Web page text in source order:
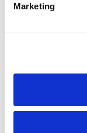
Marketing
Не
Все наши люстры